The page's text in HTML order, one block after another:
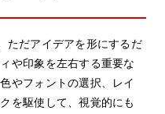
ただアイデアを形にするだ
や印象を左右する重要な
やフォントの選択、レイ
を駆使して、視覚的にも